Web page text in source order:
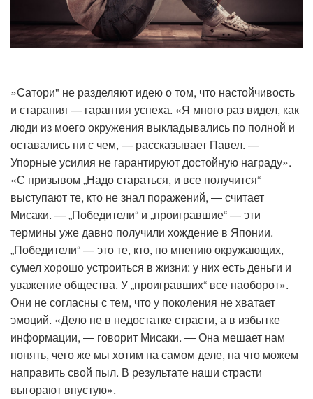
»Сатори" не разделяют идею о том, что настойчивость
и старания — гарантия успеха. «Я много раз видел, как
люди из моего окружения выкладывались по полной и
оставались ни с чем, — рассказывает Павел. —
Упорные усилия не гарантируют достойную награду».
«С призывом „Надо стараться, и все получится“
выступают те, кто не знал поражений, — считает
Мисаки. — „Победители“ и „проигравшие“ — эти
термины уже давно получили хождение в Японии.
„Победители“ — это те, кто, по мнению окружающих,
сумел хорошо устроиться в жизни: у них есть деньги и
уважение общества. У „проигравших“ все наоборот».
Они не согласны с тем, что у поколения не хватает
эмоций. «Дело не в недостатке страсти, а в избытке
информации, — говорит Мисаки. — Она мешает нам
понять, чего же мы хотим на самом деле, на что можем
направить свой пыл. В результате наши страсти
выгорают впустую».